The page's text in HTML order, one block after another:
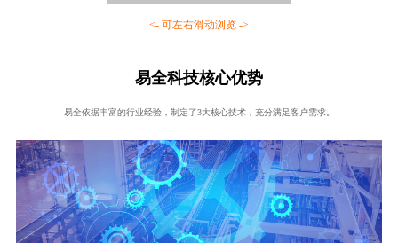
<- 可左右滑动浏览 ->
易全科技核心优势
易全依据丰富的行业经验，制定了3大核心技术，充分满足客户需求。